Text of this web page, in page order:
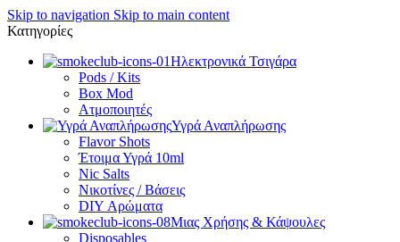
Skip to navigation Skip to main content
Κατηγορίες
Ηλεκτρονικά Τσιγάρα
Pods / Kits
Box Mod
Ατμοποιητές
Υγρά Αναπλήρωσης
Flavor Shots
Έτοιμα Υγρά 10ml
Nic Salts
Νικοτίνες / Βάσεις
DIY Αρώματα
Μιας Χρήσης & Κάψουλες
Disposables